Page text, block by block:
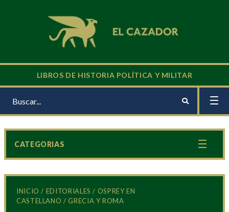
LIBROS DE HISTORIA POLÍTICA Y MILITAR
INICIO / EDITORIALES / OSPREY EN
CASTELLANO / GRECIA Y ROMA
CATEGORIAS